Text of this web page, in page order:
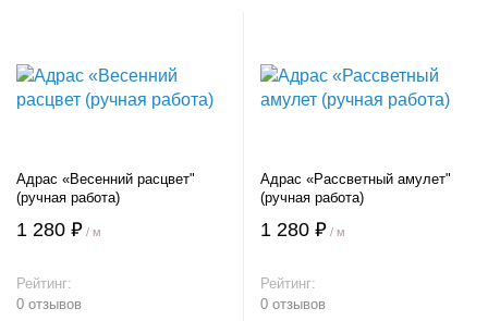
Адрас «Весенний расцвет"
(ручная работа)
1 280 ₽ / м
Рейтинг:
0 отзывов
Адрас «Рассветный амулет"
(ручная работа)
1 280 ₽ / м
Рейтинг:
0 отзывов